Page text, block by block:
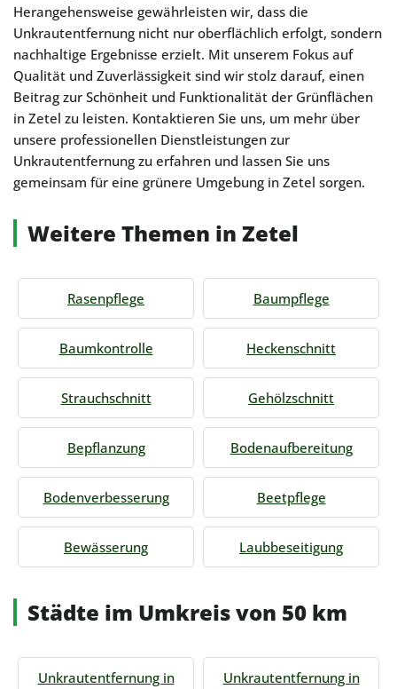
Herangehensweise gewährleisten wir, dass die
Unkrautentfernung nicht nur oberflächlich erfolgt, sondern
nachhaltige Ergebnisse erzielt. Mit unserem Fokus auf
Qualität und Zuverlässigkeit sind wir stolz darauf, einen
Beitrag zur Schönheit und Funktionalität der Grünflächen
in Zetel zu leisten. Kontaktieren Sie uns, um mehr über
unsere professionellen Dienstleistungen zur
Unkrautentfernung zu erfahren und lassen Sie uns
gemeinsam für eine grünere Umgebung in Zetel sorgen.
Weitere Themen in Zetel
Rasenpflege Baumpflege
Baumkontrolle Heckenschnitt
Strauchschnitt Gehölzschnitt
Bepflanzung Bodenaufbereitung
Bodenverbesserung Beetpflege
Bewässerung Laubbeseitigung
Städte im Umkreis von 50 km
Unkrautentfernung in
Unkrautentfernung in